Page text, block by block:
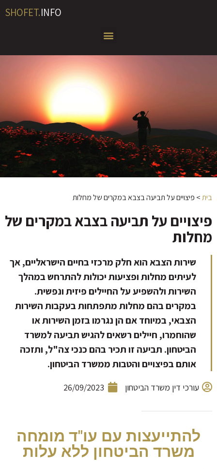
SHOFET.INFO
בית> פיצויים על תביעה בצבא במקרים של מחלות
פיצויים על תביעה בצבא במקרים של
מחלות
שירות הצבא הוא חלק מרכזי בחיים הישראליים, אך
לעיתים מחלות ופציעות יכולות להתרחש במהלך
השירות ולהשפיע על החיילים פיזית ונפשית.
במקרים בהם מחלות מתפתחות בעקבות השירות
הצבאי, במיוחד אם הן נגרמו בזמן השירות או
שהוחמרו, חיילים רשאים להגיש תביעה למשרד
הביטחון. תביעה זו תכיר בהם כנכי צה"ל, ותזכה
אותם בפיצויים והטבות ממשרד הביטחון.
עורכי דין משרד הביטחון 26/09/2023
להתייעצות עם עו"ד מומחה
משרד הביטחון ללא עלות